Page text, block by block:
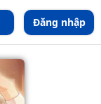
Đăng nhập